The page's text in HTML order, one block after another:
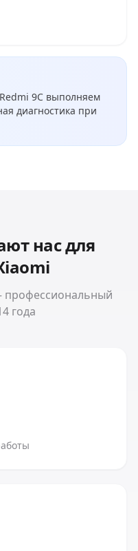
Redmi 9C выполняем
диагностика при
нас для
года